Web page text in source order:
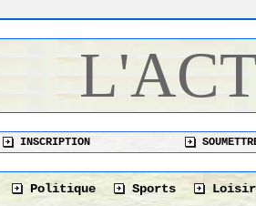
INSCRIPTION
Politique Sports